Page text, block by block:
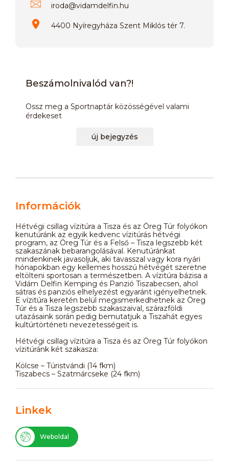
iroda@vidamdelfin.hu
4400 Nyíregyháza Szent Miklós tér 7.
Beszámolnivalód van?!
Ossz meg a Sportnaptár közösségével valami
érdekeset
új bejegyzés
Információk
Hétvégi csillag vízitúra a Tisza és az Öreg Túr folyókon
kenutúránk az egyik kedvenc vízitúrás hétvégi
program, az Öreg Túr és a Felső – Tisza legszebb két
szakaszának bebarangolásával. Kenutúránkat
mindenkinek javasoljuk, aki tavasszal vagy kora nyári
hónapokban egy kellemes hosszú hétvégét szeretne
eltölteni sportosan a természetben. A vízitúra bázisa a
Vidám Delfin Kemping és Panzió Tiszabecsen, ahol
sátras és panziós elhelyezést egyaránt igényelhetnek.
E vízitúra keretén belül megismerkedhetnek az Öreg
Túr és a Tisza legszebb szakaszaival, szárazföldi
utazásaink során pedig bemutatjuk a Tiszahát egyes
kultúrtörténeti nevezetességeit is.
Hétvégi csillag vízitúra a Tisza és az Öreg Túr folyókon
vízitúránk két szakasza:
Kölcse – Túristvándi (14 fkm)
Tiszabecs – Szatmárcseke (24 fkm)
Linkek
Weboldal